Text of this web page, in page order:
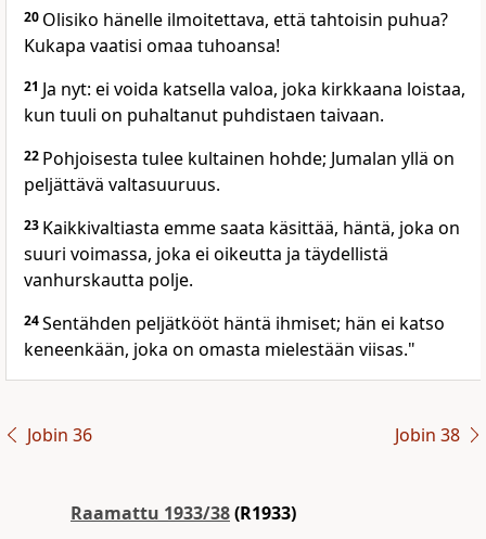
20 Olisiko hänelle ilmoitettava, että tahtoisin puhua?
Kukapa vaatisi omaa tuhoansa!
21 Ja nyt: ei voida katsella valoa, joka kirkkaana loistaa,
kun tuuli on puhaltanut puhdistaen taivaan.
22 Pohjoisesta tulee kultainen hohde; Jumalan yllä on
peljättävä valtasuuruus.
23 Kaikkivaltiasta emme saata käsittää, häntä, joka on
suuri voimassa, joka ei oikeutta ja täydellistä
vanhurskautta polje.
24Sentähden peljätkööt häntä ihmiset; hän ei katso
keneenkään, joka on omasta mielestään viisas."
Jobin 36 Jobin 38
Raamattu 1933/38(R1933)